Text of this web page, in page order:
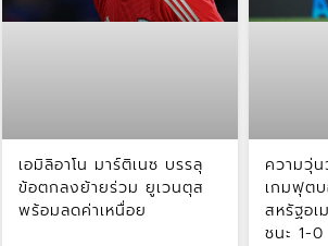
เอมิลิอาโน มาร์ติเนซ บรรลุ
ข้อตกลงย้ายร่วม ยูเวนตุส
พร้อมลดค่าเหนื่อย
ความวุ่น
เกมฟุต
สหรัฐอ
ชนะ 1-0